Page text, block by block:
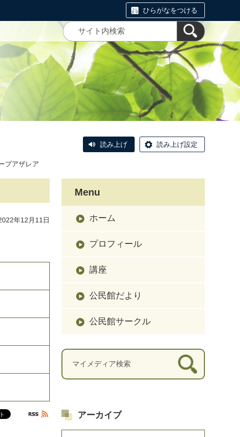
ひらがなをつける
読み上げ 読み上げ設定
プアザレア
年12月11日
Menu
ホーム
プロフィール
講座
公民館だより
公民館サークル
アーカイブ